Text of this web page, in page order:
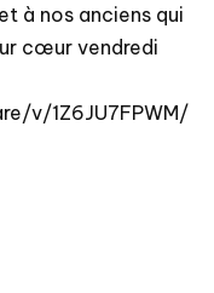
à nos anciens qui
cœur vendredi
v/1Z6JU7FPWM/